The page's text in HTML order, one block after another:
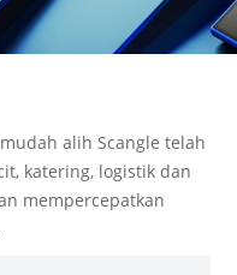
alih Scangle telah
katering, logistik dan
mempercepatkan